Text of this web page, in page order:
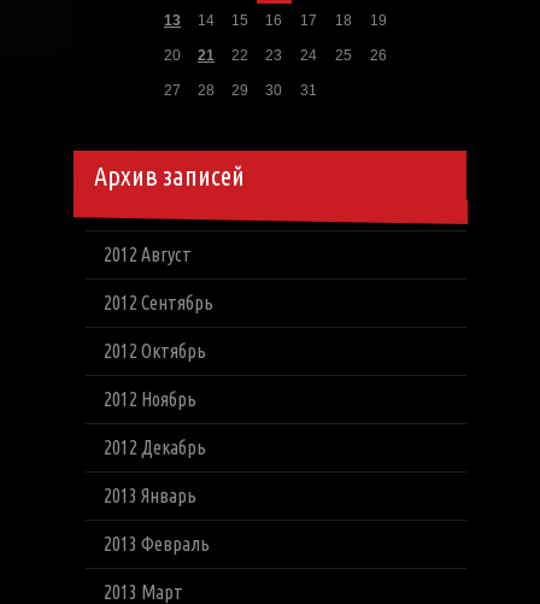
13 14 15 16 17 18 19
20 21 22 23 24 25 26
27 28 29 30 31
Архив записей
2012 Август
2012 Сентябрь
2012 Октябрь
2012 Ноябрь
2012 Декабрь
2013 Январь
2013 Февраль
2013 Март